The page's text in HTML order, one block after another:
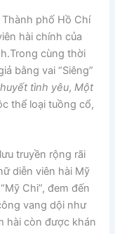
Thành phố Hồ Chí
hài chính của
cùng thời
bằng vai “Siêng”
tình yêu, Một
thể loại tuồng cổ,
truyền rộng rãi
diễn viên hài Mỹ
Chi”, đem đến
vang dội như
hài còn được khán